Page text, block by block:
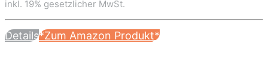
inkl. 19% gesetzlicher MwSt.
Details*Zum Amazon Produkt*